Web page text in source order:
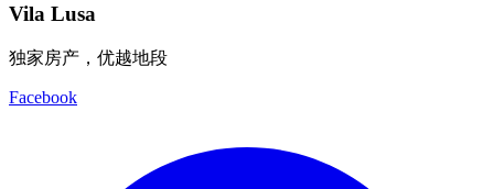
Vila Lusa
独家房产，优越地段
Facebook